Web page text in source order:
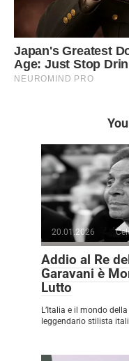
20.01.2026
Addio al Re
Garavani è
Lutto
L’Italia e il mondo
leggendario stilista